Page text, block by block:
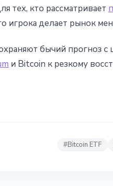
тех, кто рассматривает
игрока делает рынок
бычий прогноз
и Bitcoin к резкому
#Bitcoin ETF